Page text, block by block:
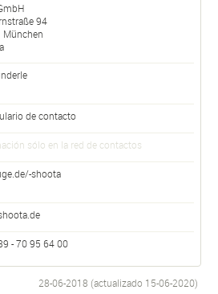
94
München
de contacto
sólo en la red de contactos
shoota
- 70 95 64 00
28-06-2018 (actualizado 15-06-2020)